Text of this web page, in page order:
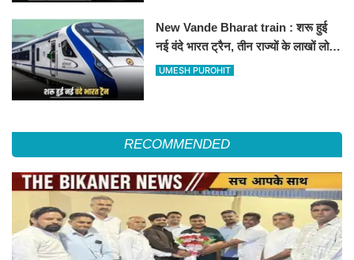
New Vande Bharat train : शरू हुई
नई वंदे भारत ट्रैन, तीन राज्यों के लाखों लोगों
का सफर होगा आसान, देखें पूरा रूटमैप
UMESH PUROHIT
RECOMMENDED